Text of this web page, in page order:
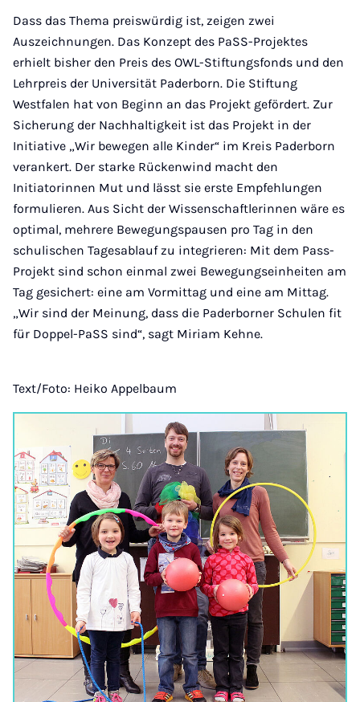
Dass das Thema preiswürdig ist, zeigen zwei
Auszeichnungen. Das Konzept des PaSS-Projektes
erhielt bisher den Preis des OWL-Stiftungsfonds und den
Lehrpreis der Universität Paderborn. Die Stiftung
Westfalen hat von Beginn an das Projekt gefördert. Zur
Sicherung der Nachhaltigkeit ist das Projekt in der
Initiative „Wir bewegen alle Kinder“ im Kreis Paderborn
verankert. Der starke Rückenwind macht den
Initiatorinnen Mut und lässt sie erste Empfehlungen
formulieren. Aus Sicht der Wissenschaftlerinnen wäre es
optimal, mehrere Bewegungspausen pro Tag in den
schulischen Tagesablauf zu integrieren: Mit dem Pass-
Projekt sind schon einmal zwei Bewegungseinheiten am
Tag gesichert: eine am Vormittag und eine am Mittag.
„Wir sind der Meinung, dass die Paderborner Schulen fit
für Doppel-PaSS sind“, sagt Miriam Kehne.
Text/Foto: Heiko Appelbaum